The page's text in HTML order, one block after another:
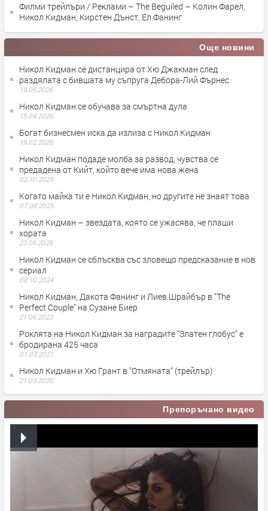
Филми трейлъри / Реклами – The Beguiled – Колин Фарел,
Никол Кидман, Кирстен Дънст, Ел Фанинг
Още новини
Никол Кидман се дистанцира от Хю Джакман след
раздялата с бившата му съпруга Дебора-Лий Фърнес
19.06.2026
Никол Кидман се обучава за смъртна дула
15.04.2026
Богат бизнесмен иска да излиза с Никол Кидман
19.02.2026
Никол Кидман подаде молба за развод, чувства се
предадена от Кийт, който вече има нова жена
02.10.2025
Когато майка ти е Никол Кидман, нo другите не знаят това
07.08.2025
Никол Кидман – звездата, която се ужасява, че плаши
хората
23.06.2025
Никол Кидман се сблъсква със зловещо предсказание в нов
сериал
08.10.2024
Никол Кидман, Дакота Фанинг и Лиев Шрайбър в "The
Perfect Couple" на Сузане Биер
21.06.2023
Роклята на Никол Кидман за наградите "Златен глобус" е
бродирана 425 часа
01.03.2021
Никол Кидман и Хю Грант в "Отмяната" (трейлър)
21.09.2020
Препоръчано видео